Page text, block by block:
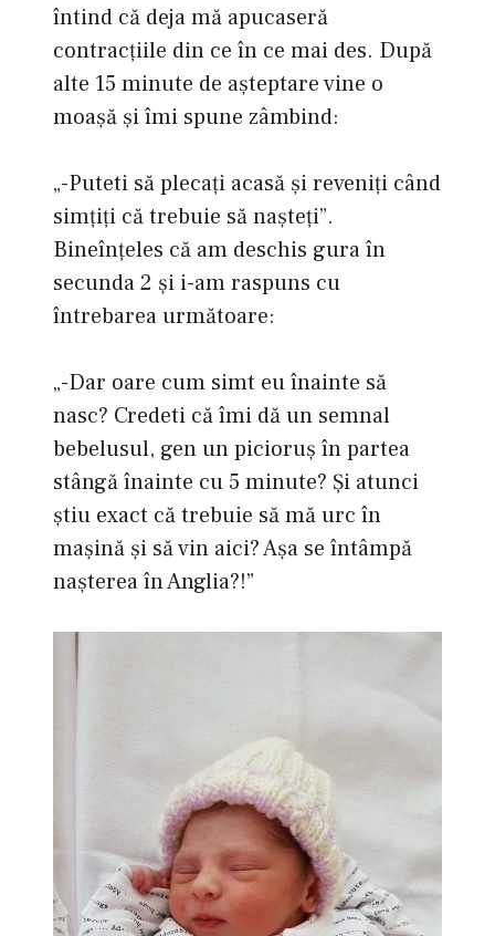
întind că deja mă apucaseră
contracţiile din ce în ce mai des. După
alte 15 minute de aşteptare vine o
moaşă şi îmi spune zâmbind:
„-Puteti să plecaţi acasă şi reveniţi când
simţiţi că trebuie să naşteţi”.
Bineînţeles că am deschis gura în
secunda 2 şi i-am raspuns cu
întrebarea următoare:
„-Dar oare cum simt eu înainte să
nasc? Credeti că îmi dă un semnal
bebelusul, gen un picioruş în partea
stângă înainte cu 5 minute? Şi atunci
ştiu exact că trebuie să mă urc în
maşină şi să vin aici? Aşa se întâmpă
naşterea în Anglia?!”